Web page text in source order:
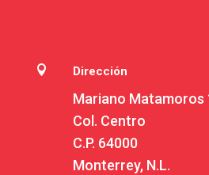
 Dirección
Mariano Matamoros
Col. Centro
C.P. 64000
Monterrey, N.L.